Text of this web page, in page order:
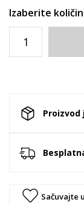
Izaberite
Sačuvajte